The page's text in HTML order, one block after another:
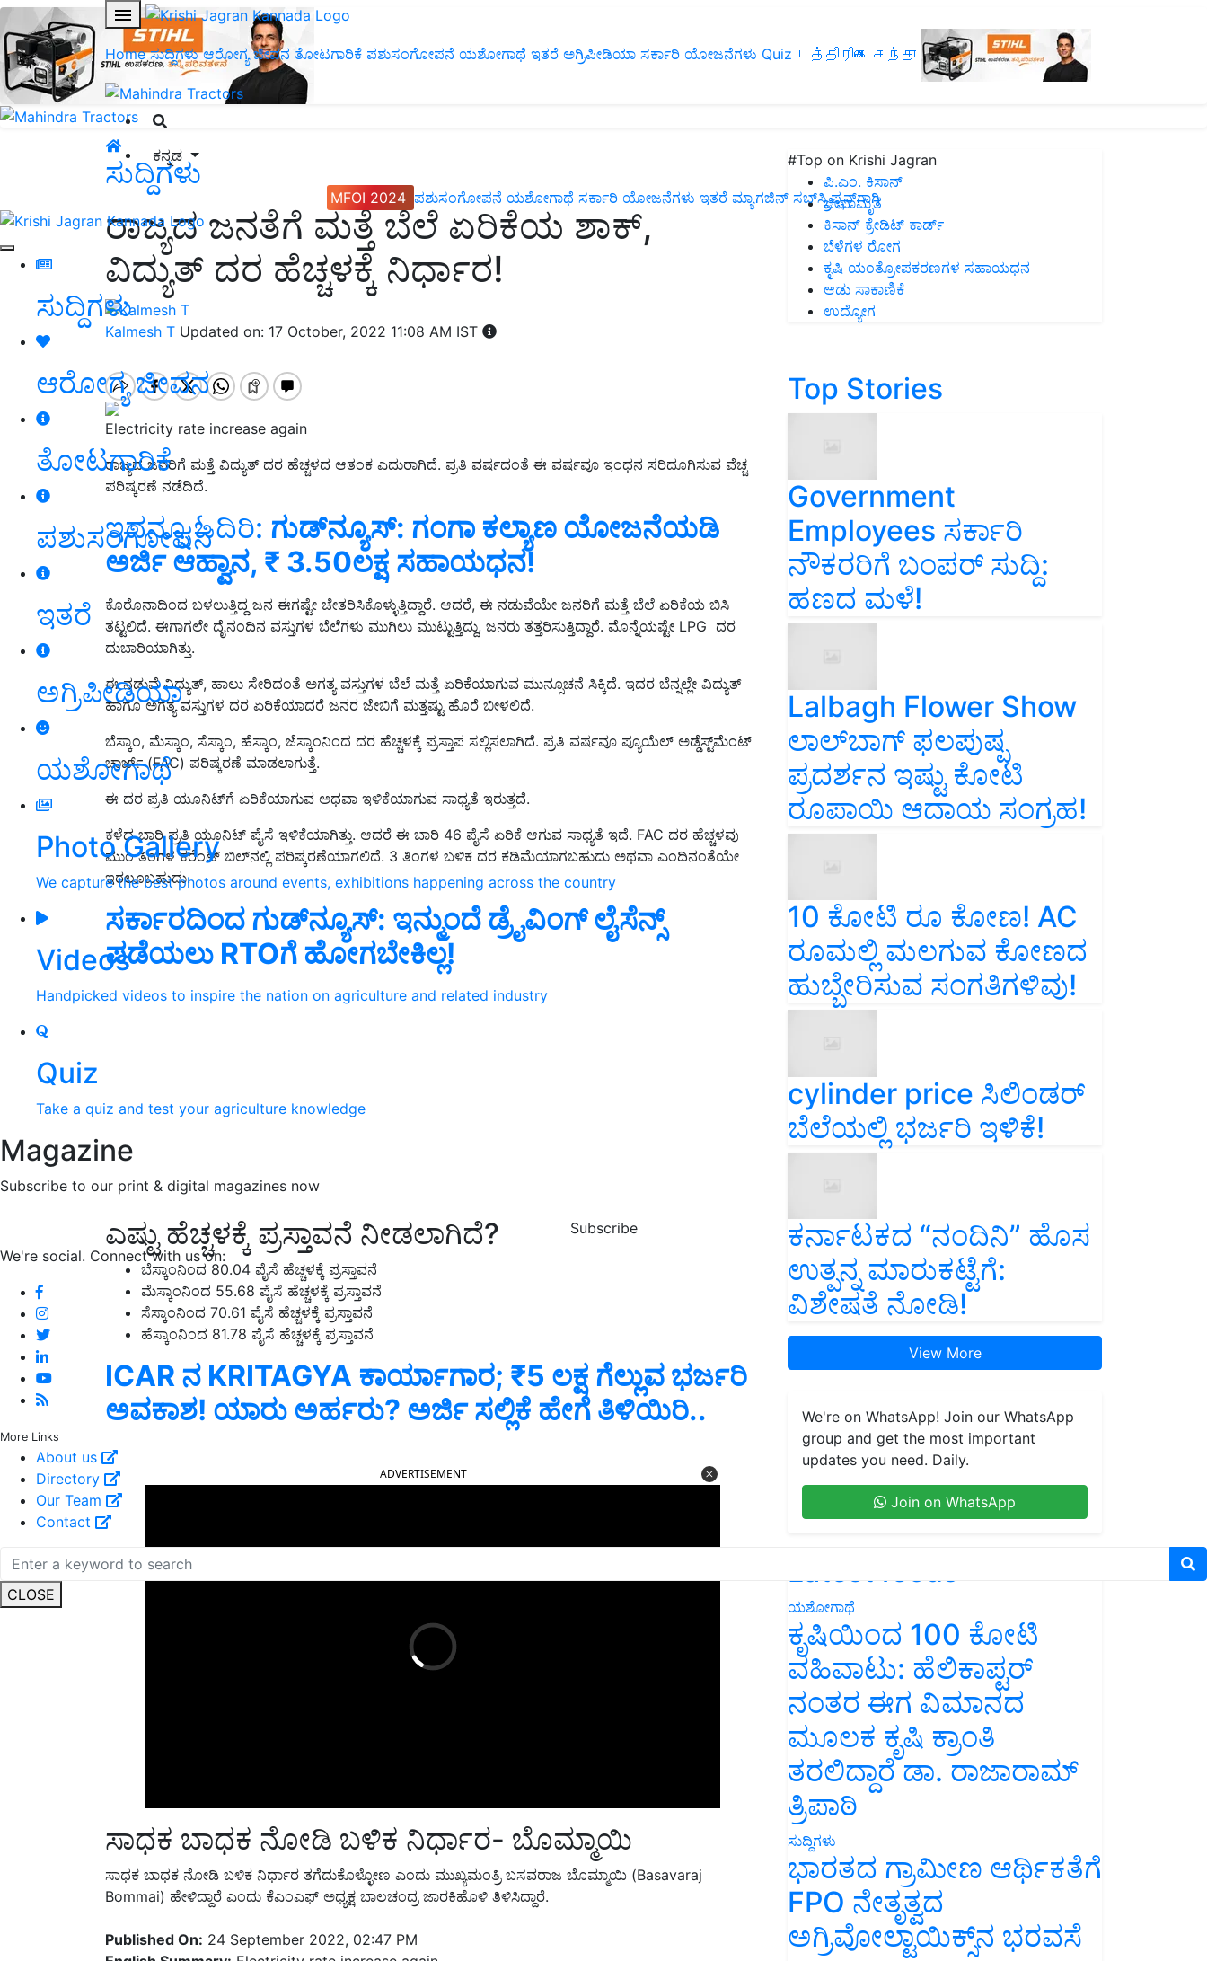
Home ಸುದ್ದಿಗಳು ಆರೋಗ್ಯ ಜೀವನ ತೋಟಗಾರಿಕೆ ಪಶುಸಂಗೋಪನೆ ಯಶೋಗಾಥೆ ಇತರೆ ಅಗ್ರಿಪೀಡಿಯಾ ಸರ್ಕಾರಿ ಯೋಜನೆಗಳು Quiz பத்திரிகை சந்தா
ಕನ್ನಡ
MFOI 2024 ಪಶುಸಂಗೋಪನೆ ಯಶೋಗಾಥೆ ಸರ್ಕಾರಿ ಯೋಜನೆಗಳು ಇತರೆ ಮ್ಯಾಗಜಿನ್‌ ಸಬ್‌ಸ್ಕ್ರಿಪ್ಷನ್‌ಗಾಗಿ
ಸುದ್ದಿಗಳು
ಆರೋಗ್ಯ ಜೀವನ
ತೋಟಗಾರಿಕೆ
ಪಶುಸಂಗೋಪನೆ
ಇತರೆ
ಅಗ್ರಿಪೀಡಿಯಾ
ಯಶೋಗಾಥೆ
Photo Gallery
We capture the best photos around events, exhibitions happening across the country
Videos
Handpicked videos to inspire the nation on agriculture and related industry
Quiz
Take a quiz and test your agriculture knowledge
Magazine
Subscribe to our print & digital magazines now
Subscribe
We're social. Connect with us on:
More Links
About us
Directory
Our Team
Contact
CLOSE
ಸುದ್ದಿಗಳು
ರಾಜ್ಯದ ಜನತೆಗೆ ಮತ್ತೆ ಬೆಲೆ ಏರಿಕೆಯ ಶಾಕ್‌,
ವಿದ್ಯುತ್ ದರ ಹೆಚ್ಚಳಕ್ಕೆ ನಿರ್ಧಾರ!
Kalmesh T Updated on: 17 October, 2022 11:08 AM IST
Electricity rate increase again
ರಾಜ್ಯದ ಜನರಿಗೆ ಮತ್ತೆ ವಿದ್ಯುತ್ ದರ ಹೆಚ್ಚಳದ ಆತಂಕ ಎದುರಾಗಿದೆ. ಪ್ರತಿ ವರ್ಷದಂತೆ ಈ ವರ್ಷವೂ ಇಂಧನ ಸರಿದೂಗಿಸುವ ವೆಚ್ಚ
ಪರಿಷ್ಕರಣೆ ನಡೆದಿದೆ.
ಇದನ್ನೂ ಓದಿರಿ: ಗುಡ್‌ನ್ಯೂಸ್‌: ಗಂಗಾ ಕಲ್ಯಾಣ ಯೋಜನೆಯಡಿ
ಅರ್ಜಿ ಆಹ್ವಾನ, ₹ 3.50ಲಕ್ಷ ಸಹಾಯಧನ!
ಕೊರೊನಾದಿಂದ ಬಳಲುತ್ತಿದ್ದ ಜನ ಈಗಷ್ಟೇ ಚೇತರಿಸಿಕೊಳ್ಳುತ್ತಿದ್ದಾರೆ. ಆದರೆ, ಈ ನಡುವೆಯೇ ಜನರಿಗೆ ಮತ್ತೆ ಬೆಲೆ ಏರಿಕೆಯ ಬಿಸಿ
ತಟ್ಟಲಿದೆ. ಈಗಾಗಲೇ ದೈನಂದಿನ ವಸ್ತುಗಳ ಬೆಲೆಗಳು ಮುಗಿಲು ಮುಟ್ಟುತ್ತಿದ್ದು, ಜನರು ತತ್ತರಿಸುತ್ತಿದ್ದಾರೆ. ಮೊನ್ನೆಯಷ್ಟೇ LPG ದರ
ದುಬಾರಿಯಾಗಿತ್ತು.
ಈ ನಡುವೆ ವಿದ್ಯುತ್, ಹಾಲು ಸೇರಿದಂತೆ ಅಗತ್ಯ ವಸ್ತುಗಳ ಬೆಲೆ ಮತ್ತೆ ಏರಿಕೆಯಾಗುವ ಮುನ್ಸೂಚನೆ ಸಿಕ್ಕಿದೆ. ಇದರ ಬೆನ್ನಲ್ಲೇ ವಿದ್ಯುತ್
ಹಾಗೂ ಅಗತ್ಯ ವಸ್ತುಗಳ ದರ ಏರಿಕೆಯಾದರೆ ಜನರ ಜೇಬಿಗೆ ಮತ್ತಷ್ಟು ಹೊರೆ ಬೀಳಲಿದೆ.
ಬೆಸ್ಕಾಂ, ಮೆಸ್ಕಾಂ, ಸೆಸ್ಕಾಂ, ಹೆಸ್ಕಾಂ, ಜೆಸ್ಕಾಂನಿಂದ ದರ ಹೆಚ್ಚಳಕ್ಕೆ ಪ್ರಸ್ತಾಪ ಸಲ್ಲಿಸಲಾಗಿದೆ. ಪ್ರತಿ ವರ್ಷವೂ ಪ್ಯೂಯೆಲ್ ಅಡ್ಡೆಸ್ಟ್‌ಮೆಂಟ್
ಚಾರ್ಜ್ (FAC) ಪರಿಷ್ಕರಣೆ ಮಾಡಲಾಗುತ್ತೆ.
ಈ ದರ ಪ್ರತಿ ಯೂನಿಟ್‌ಗೆ ಏರಿಕೆಯಾಗುವ ಅಥವಾ ಇಳಿಕೆಯಾಗುವ ಸಾಧ್ಯತೆ ಇರುತ್ತದೆ.
ಕಳೆದ ಬಾರಿ ಪ್ರತಿ ಯೂನಿಟ್ ಪೈಸೆ ಇಳಿಕೆಯಾಗಿತ್ತು. ಆದರೆ ಈ ಬಾರಿ 46 ಪೈಸೆ ಏರಿಕೆ ಆಗುವ ಸಾಧ್ಯತೆ ಇದೆ. FAC ದರ ಹೆಚ್ಚಳವು
ಮುಂ ತಿಂಗಳ ಕರೆಂಟ್ ಬಿಲ್‌ನಲ್ಲಿ ಪರಿಷ್ಕರಣೆಯಾಗಲಿದೆ. 3 ತಿಂಗಳ ಬಳಿಕ ದರ ಕಡಿಮೆಯಾಗಬಹುದು ಅಥವಾ ಎಂದಿನಂತೆಯೇ
ಇರಲೂಬಹುದು.
ಸರ್ಕಾರದಿಂದ ಗುಡ್‌ನ್ಯೂಸ್‌: ಇನ್ಮುಂದೆ ಡ್ರೈವಿಂಗ್‌ ಲೈಸೆನ್ಸ್‌
ಪಡೆಯಲು RTOಗೆ ಹೋಗಬೇಕಿಲ್ಲ!
ಎಷ್ಟು ಹೆಚ್ಚಳಕ್ಕೆ ಪ್ರಸ್ತಾವನೆ ನೀಡಲಾಗಿದೆ?
ಬೆಸ್ಕಾಂನಿಂದ 80.04 ಪೈಸೆ ಹೆಚ್ಚಳಕ್ಕೆ ಪ್ರಸ್ತಾವನೆ
ಮೆಸ್ಕಾಂನಿಂದ 55.68 ಪೈಸೆ ಹೆಚ್ಚಳಕ್ಕೆ ಪ್ರಸ್ತಾವನೆ
ಸೆಸ್ಕಾಂನಿಂದ 70.61 ಪೈಸೆ ಹೆಚ್ಚಳಕ್ಕೆ ಪ್ರಸ್ತಾವನೆ
ಹೆಸ್ಕಾಂನಿಂದ 81.78 ಪೈಸೆ ಹೆಚ್ಚಳಕ್ಕೆ ಪ್ರಸ್ತಾವನೆ
ICAR ನ KRITAGYA ಕಾರ್ಯಾಗಾರ; ₹5 ಲಕ್ಷ ಗೆಲ್ಲುವ ಭರ್ಜರಿ
ಅವಕಾಶ! ಯಾರು ಅರ್ಹರು? ಅರ್ಜಿ ಸಲ್ಲಿಕೆ ಹೇಗೆ ತಿಳಿಯಿರಿ..
ಸಾಧಕ ಬಾಧಕ ನೋಡಿ ಬಳಿಕ ನಿರ್ಧಾರ- ಬೊಮ್ಮಾಯಿ
ಸಾಧಕ ಬಾಧಕ ನೋಡಿ ಬಳಿಕ ನಿರ್ಧಾರ ತಗೆದುಕೊಳ್ಳೋಣ ಎಂದು ಮುಖ್ಯಮಂತ್ರಿ ಬಸವರಾಜ ಬೊಮ್ಮಾಯಿ (Basavaraj
Bommai) ಹೇಳಿದ್ದಾರೆ ಎಂದು ಕೆಎಂಎಫ್ ಅಧ್ಯಕ್ಷ ಬಾಲಚಂದ್ರ ಜಾರಕಿಹೊಳಿ ತಿಳಿಸಿದ್ದಾರೆ.
English Summary:Electricity rate increase again
#Top on Krishi Jagran
ಪಿ.ಎಂ. ಕಿಸಾನ್
ಜೀವಾಮೃತ
ಕಿಸಾನ್ ಕ್ರೇಡಿಟ್ ಕಾರ್ಡ್
ಬೆಳೆಗಳ ರೋಗ
ಕೃಷಿ ಯಂತ್ರೋಪಕರಣಗಳ ಸಹಾಯಧನ
ಆಡು ಸಾಕಾಣಿಕೆ
ಉದ್ಯೋಗ
Top Stories
Government
Employees ಸರ್ಕಾರಿ
ನೌಕರರಿಗೆ ಬಂಪರ್‌ ಸುದ್ದಿ:
ಹಣದ ಮಳೆ!
Lalbagh Flower Show
ಲಾಲ್‌ಬಾಗ್ ಫಲಪುಷ್ಪ
ಪ್ರದರ್ಶನ ಇಷ್ಟು ಕೋಟಿ
ರೂಪಾಯಿ ಆದಾಯ ಸಂಗ್ರಹ!
10 ಕೋಟಿ ರೂ ಕೋಣ! AC
ರೂಮಲ್ಲಿ ಮಲಗುವ ಕೋಣದ
ಹುಬ್ಬೇರಿಸುವ ಸಂಗತಿಗಳಿವು!
cylinder price ಸಿಲಿಂಡರ್‌
ಬೆಲೆಯಲ್ಲಿ ಭರ್ಜರಿ ಇಳಿಕೆ!
ಕರ್ನಾಟಕದ “ನಂದಿನಿ” ಹೊಸ
ಉತ್ಪನ್ನ ಮಾರುಕಟ್ಟೆಗೆ:
ವಿಶೇಷತೆ ನೋಡಿ!
View More
We're on WhatsApp! Join our WhatsApp
group and get the most important
updates you need. Daily.
Join on WhatsApp
Latest feeds
ಯಶೋಗಾಥೆ
ಕೃಷಿಯಿಂದ 100 ಕೋಟಿ
ವಹಿವಾಟು: ಹೆಲಿಕಾಪ್ಟರ್
ನಂತರ ಈಗ ವಿಮಾನದ
ಮೂಲಕ ಕೃಷಿ ಕ್ರಾಂತಿ
ತರಲಿದ್ದಾರೆ ಡಾ. ರಾಜಾರಾಮ್
ತ್ರಿಪಾಠಿ
ಸುದ್ದಿಗಳು
ಭಾರತದ ಗ್ರಾಮೀಣ ಆರ್ಥಿಕತೆಗೆ
FPO ನೇತೃತ್ವದ
ಅಗ್ರಿವೋಲ್ಟಾಯಿಕ್ಸ್‌ನ ಭರವಸೆ